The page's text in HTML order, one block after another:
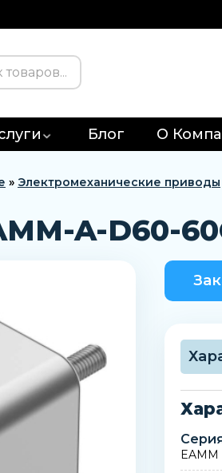
Блог О
» Электромеханические приводы
A-D60-
EAMM